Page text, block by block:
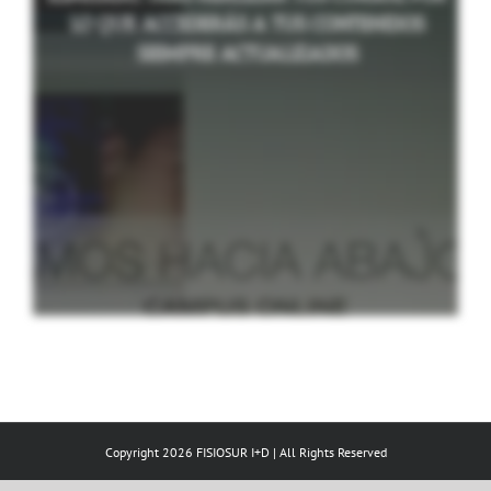
LO QUE ACCEDERÁS A TUS CONTENIDOS
SIEMPRE ACTUALIZADOS
Copyright 2026 FISIOSUR I+D | All Rights Reserved